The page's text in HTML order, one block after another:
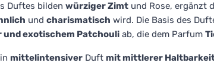
Duftes bilden würziger Zimt und Rose, ergänzt
und charismatisch wird. Die Basis des
und exotischem Patchouli ab, die dem Parfum
mittelintensiver Duft mit mittlerer